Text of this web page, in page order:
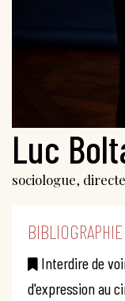
Luc
sociologue,
Interdire de
d'expression au